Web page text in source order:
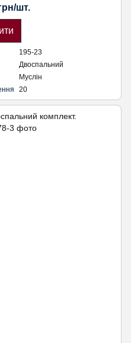
шт.
195-23
Двоспальний
Муслін
20